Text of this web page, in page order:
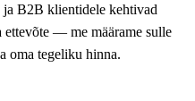
ja B2B klientidele kehtivad
ettevõte — me määrame sulle
oma tegeliku hinna.